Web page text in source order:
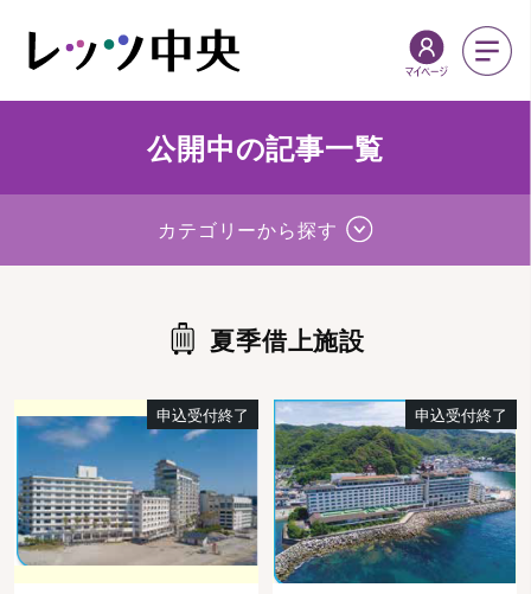
公開中の記事一覧
カテゴリーから探す
夏季借上施設
申込受付終了 申込受付終了